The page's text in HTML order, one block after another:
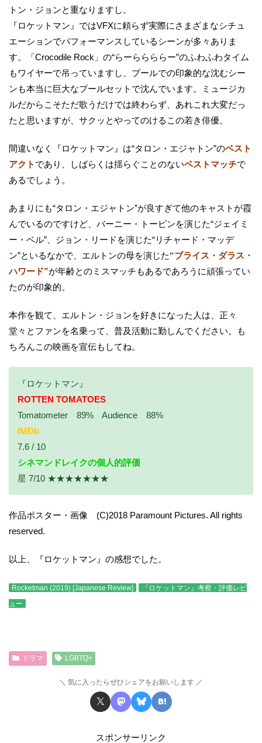
トン・ジョンと重なりますし。
『ロケットマン』ではVFXに頼らず実際にさまざまなシチュ
エーションでパフォーマンスしているシーンが多々ありま
す。「Crocodile Rock」の“らーららららー”のふわふわタイム
もワイヤーで吊っていますし、プールでの印象的な沈むシー
ンも本当に巨大なプールセットで沈んでいます。ミュージカ
ルだからこそただ歌うだけでは終わらず、あれこれ大変だっ
たと思いますが、サクッとやってのけるこの若き俳優。
間違いなく『ロケットマン』は“タロン・エジャトン”のベスト
アクト であり、しばらくは揺らぐことのないベストマッチで
あるでしょう。
あまりにも“タロン・エジャトン”が良すぎて他のキャストが霞
んでいるのですけど、バーニー・トーピンを演じた“ジェイミ
ー・ベル”、ジョン・リードを演じた“リチャード・マッデ
ン”といるなかで、エルトンの母を演じた“ブライス・ダラス・
ハワード”が年齢とのミスマッチもあるであろうに頑張ってい
たのが印象的。
本作を観て、エルトン・ジョンを好きになった人は、正々
堂々とファンを名乗って、普及活動に勤しんでください。も
ちろんこの映画を宣伝もしてね。
『ロケットマン』
ROTTEN TOMATOES
Tomatometer 89% Audience 88%
IMDb
7.6 / 10
シネマンドレイクの個人的評価
星 7/10 ★★★★★★★
作品ポスター・画像 (C)2018 Paramount Pictures. All rights
reserved.
以上、『ロケットマン』の感想でした。
Rocketman (2019) [Japanese Review]
『ロケットマン』考察・評価レビ
ュー
ドラマ LGBTQ+
気に入ったらぜひシェアをお願いします
スポンサーリンク